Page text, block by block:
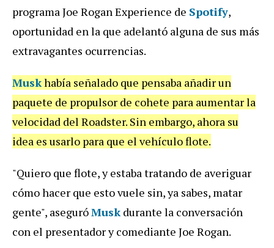
programa Joe Rogan Experience de Spotify,
oportunidad en la que adelantó alguna de sus más
extravagantes ocurrencias.
Muskhabía señalado que pensaba añadir un
paquete de propulsor de cohete para aumentar la
velocidad del Roadster. Sin embargo, ahora su
idea es usarlo para que el vehículo flote.
"Quiero que flote, y estaba tratando de averiguar
cómo hacer que esto vuele sin, ya sabes, matar
gente", aseguróMusk durante la conversación
con el presentador y comediante Joe Rogan.